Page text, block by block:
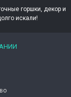
горшки, декор и
искали!